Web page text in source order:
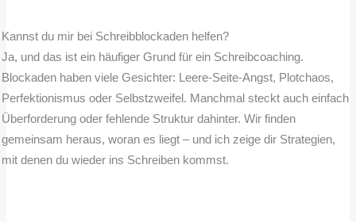
Kannst du mir bei Schreibblockaden helfen?
Ja, und das ist ein häufiger Grund für ein Schreibcoaching.
Blockaden haben viele Gesichter: Leere-Seite-Angst, Plotchaos,
Perfektionismus oder Selbstzweifel. Manchmal steckt auch einfach
Überforderung oder fehlende Struktur dahinter. Wir finden
gemeinsam heraus, woran es liegt – und ich zeige dir Strategien,
mit denen du wieder ins Schreiben kommst.